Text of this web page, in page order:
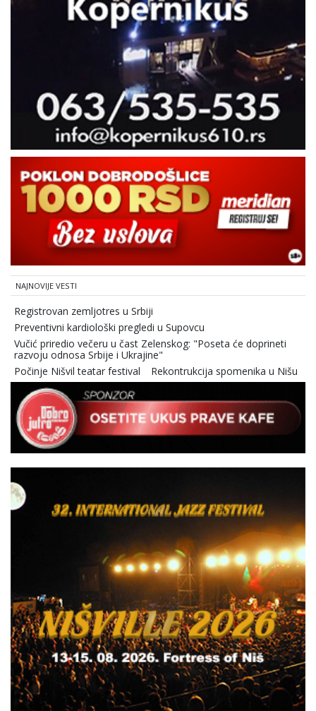
NAJNOVIJE VESTI
Registrovan zemljotres u Srbiji
Preventivni kardiološki pregledi u Supovcu
Vučić priredio večeru u čast Zelenskog: "Poseta će doprineti
razvoju odnosa Srbije i Ukrajine"
Počinje Nišvil teatar festival
Rekontrukcija spomenika u Nišu